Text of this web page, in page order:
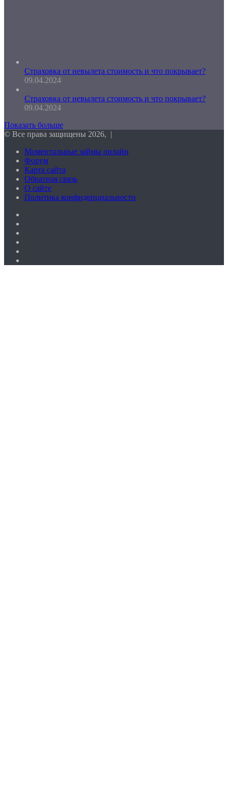
Страховка от невылета стоимость и что покрывает?
09.04.2024
Страховка от невылета стоимость и что покрывает?
09.04.2024
Показать больше
© Все права защищены 2026, |
Моментальные займы онлайн
Форум
Карта сайта
Обратная связь
О сайте
Политика конфиденциальности